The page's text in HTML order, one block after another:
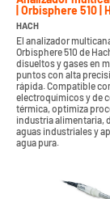
| Orbisphere 510 |
HACH
El analizador
Orbisphere 510 de
disueltos y gases en
puntos con alta
rápida. Compatible
electroquímicos y de
térmica, optimiza
industria alimentaria,
aguas industriales y
agua pura.